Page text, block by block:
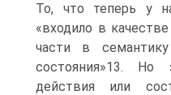
То, что теперь у
«входило в
части в
состояния»13. Но
действия или